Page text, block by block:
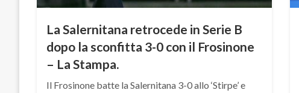
La Salernitana retrocede in Serie B
dopo la sconfitta 3-0 con il Frosinone
– La Stampa.
Il Frosinone batte la Salernitana 3-0 allo ‘Stirpe’ e